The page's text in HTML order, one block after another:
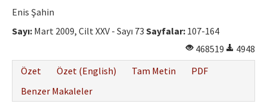
Enis Şahin
Sayı: Mart 2009, Cilt XXV - Sayı 73 Sayfalar: 107-164
468519
4948
Özet
Özet (English) Tam Metin
PDF
Benzer Makaleler